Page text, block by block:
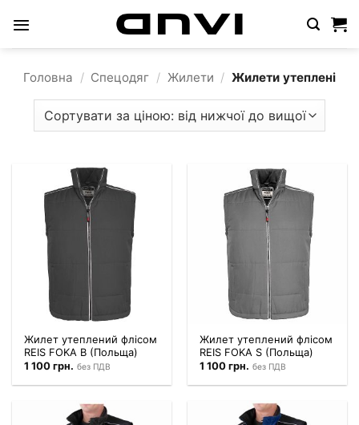
Головна / Спецодяг / Жилети / Жилети утеплені
Жилет утеплений флісом
REIS FOKA B (Польща)
1 100грн. без ПДВ
Жилет утеплений флісом
REIS FOKA S (Польща)
1 100грн. без ПДВ